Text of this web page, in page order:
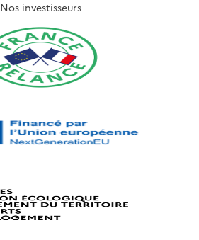
Nos investisseurs